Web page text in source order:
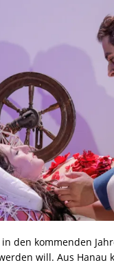
den kommenden
will. Aus